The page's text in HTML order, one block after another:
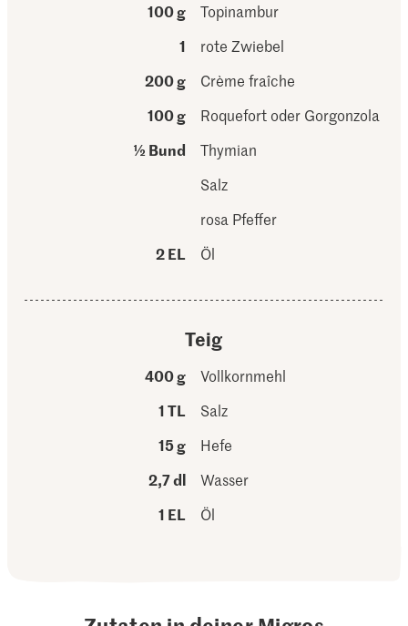
100 g
Topinambur
1
rote Zwiebel
200 g
Crème fraîche
100 g
Roquefort oder Gorgonzola
½ Bund
Thymian
Salz
rosa Pfeffer
2 EL
Öl
Teig
400 g
Vollkornmehl
1 TL
Salz
15 g
Hefe
2,7 dl
Wasser
1 EL
Öl